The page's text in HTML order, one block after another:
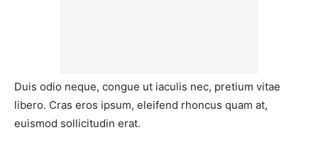
Duis odio neque, congue ut iaculis nec, pretium vitae
libero. Cras eros ipsum, eleifend rhoncus quam at,
euismod sollicitudin erat.